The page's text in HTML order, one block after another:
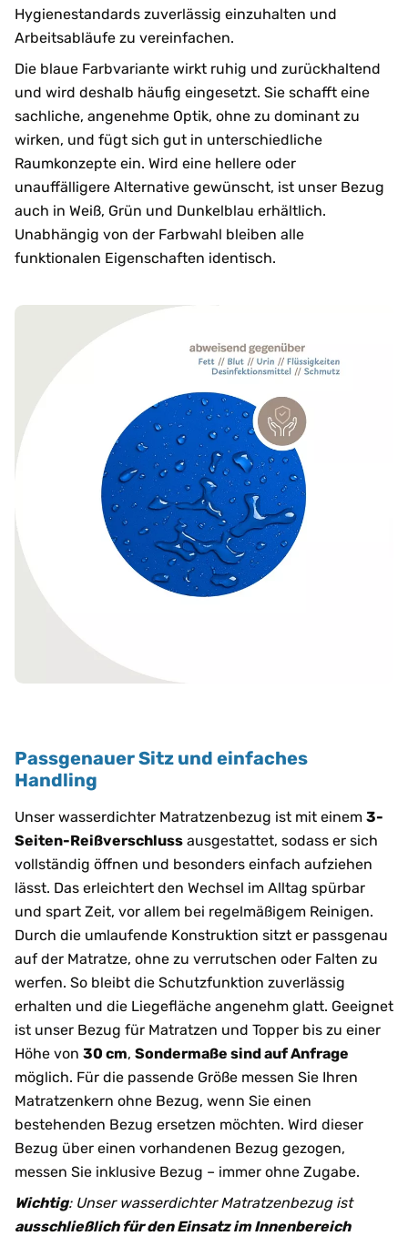
Hygienestandards zuverlässig einzuhalten und
Arbeitsabläufe zu vereinfachen.
Die blaue Farbvariante wirkt ruhig und zurückhaltend
und wird deshalb häufig eingesetzt. Sie schafft eine
sachliche, angenehme Optik, ohne zu dominant zu
wirken, und fügt sich gut in unterschiedliche
Raumkonzepte ein. Wird eine hellere oder
unauffälligere Alternative gewünscht, ist unser Bezug
auch in Weiß, Grün und Dunkelblau erhältlich.
Unabhängig von der Farbwahl bleiben alle
funktionalen Eigenschaften identisch.
Passgenauer Sitz und einfaches
Handling
Unser wasserdichter Matratzenbezug ist mit einem 3-
Seiten-Reißverschluss ausgestattet, sodass er sich
vollständig öffnen und besonders einfach aufziehen
lässt. Das erleichtert den Wechsel im Alltag spürbar
und spart Zeit, vor allem bei regelmäßigem Reinigen.
Durch die umlaufende Konstruktion sitzt er passgenau
auf der Matratze, ohne zu verrutschen oder Falten zu
werfen. So bleibt die Schutzfunktion zuverlässig
erhalten und die Liegefläche angenehm glatt. Geeignet
ist unser Bezug für Matratzen und Topper bis zu einer
Höhe von 30 cm, Sondermaße sind auf Anfrage
möglich. Für die passende Größe messen Sie Ihren
Matratzenkern ohne Bezug, wenn Sie einen
bestehenden Bezug ersetzen möchten. Wird dieser
Bezug über einen vorhandenen Bezug gezogen,
messen Sie inklusive Bezug – immer ohne Zugabe.
Wichtig: Unser wasserdichter Matratzenbezug ist
ausschließlich für den Einsatz im Innenbereich